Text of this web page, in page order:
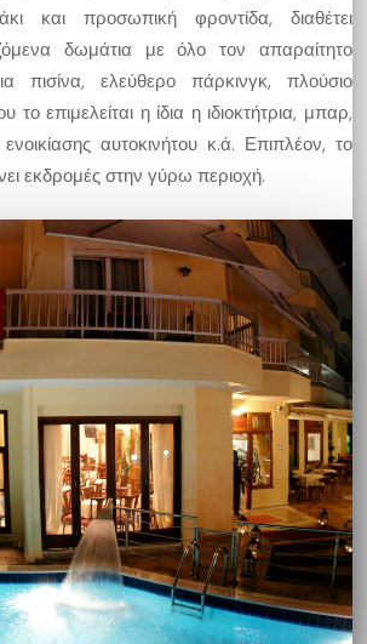
και προσωπική φροντίδα, διαθέτει
δωμάτια με όλο τον απαραίτητο
πισίνα, ελεύθερο πάρκινγκ, πλούσιο
επιμελείται η ίδια η ιδιοκτήτρια, μπαρ,
αυτοκινήτου κ.ά. Επιπλέον, το
εκδρομές στην γύρω περιοχή.